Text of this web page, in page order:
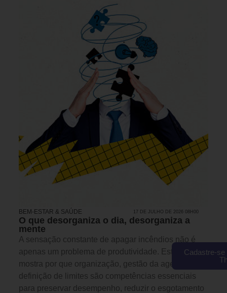
BEM-ESTAR & SAÚDE 17 DE JULHO DE 2026 08H00
O que desorganiza o dia, desorganiza a
mente
A sensação constante de apagar incêndios não é
apenas um problema de produtividade. Este artigo
mostra por que organização, gestão da agenda e
definição de limites são competências essenciais
para preservar desempenho, reduzir o esgotamento
Cadastre-